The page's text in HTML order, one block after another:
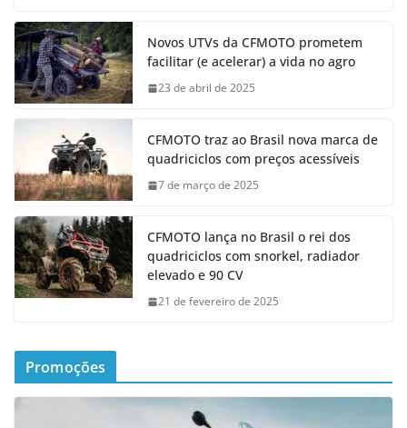
Novos UTVs da CFMOTO prometem
facilitar (e acelerar) a vida no agro
23 de abril de 2025
CFMOTO traz ao Brasil nova marca de
quadriciclos com preços acessíveis
7 de março de 2025
CFMOTO lança no Brasil o rei dos
quadriciclos com snorkel, radiador
elevado e 90 CV
21 de fevereiro de 2025
Promoções